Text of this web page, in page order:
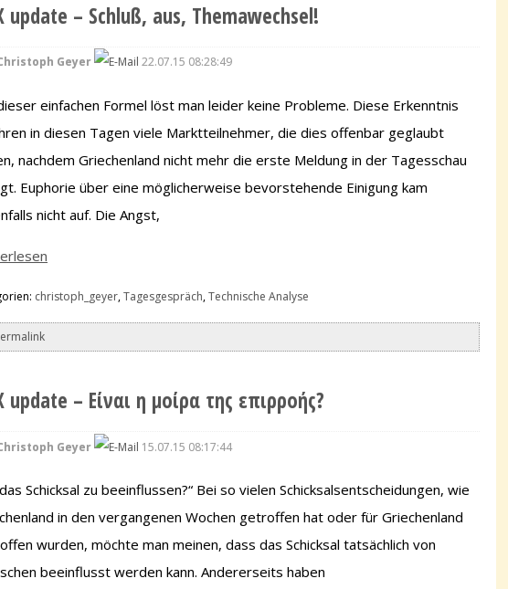
update – Schluß, aus, Themawechsel!
Geyer 22.07.15 08:28:49
einfachen Formel löst man leider keine Probleme. Diese Erkenntnis
in diesen Tagen viele Marktteilnehmer, die dies offenbar geglaubt
nachdem Griechenland nicht mehr die erste Meldung in der Tagesschau
Euphorie über eine möglicherweise bevorstehende Einigung kam
nicht auf. Die Angst,
christoph_geyer,Tagesgespräch,Technische Analyse
update – Είναι η μοίρα της επιρροής?
Geyer 15.07.15 08:17:44
Schicksal zu beeinflussen?“ Bei so vielen Schicksalsentscheidungen, wie
in den vergangenen Wochen getroffen hat oder für Griechenland
wurden, möchte man meinen, dass das Schicksal tatsächlich von
beeinflusst werden kann. Andererseits haben